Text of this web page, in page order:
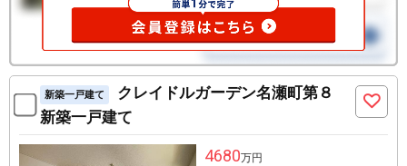
新築一戸建て
クレイドルガーデン名瀬町第８
新築一戸建て
4680万円